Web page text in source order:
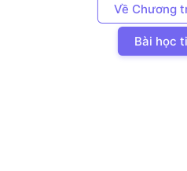
Về Chương
Bài học